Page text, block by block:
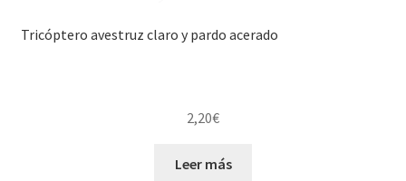
Tricóptero avestruz claro y pardo acerado
2,20€
Leer más